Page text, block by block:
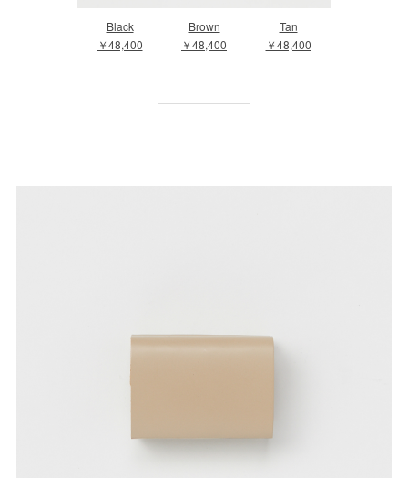
Black
￥48,400
Brown
￥48,400
Tan
￥48,400